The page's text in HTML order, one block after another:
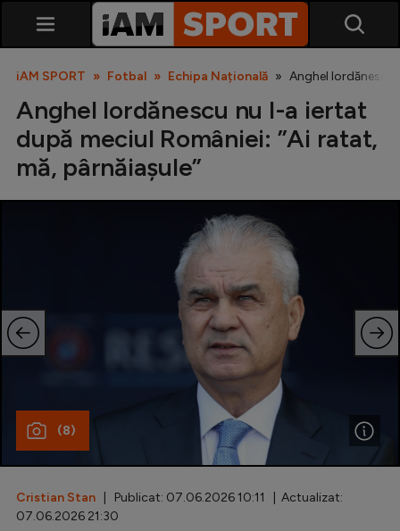
Cupa României
Echipa Națională
U21
Fotbal feminin
Diverse
Inedit
iAM SPORT Fotbal Echipa Națională Anghel Iordănescu
Anghel Iordănescu nu l-a iertat
după meciul României: ”Ai ratat,
mă, pârnăiașule”
(8)
Cristian Stan | Publicat: 07.06.2026 10:11 | Actualizat:
07.06.2026 21:30